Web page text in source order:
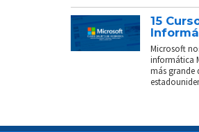
15
Microsoft
informática
más grande